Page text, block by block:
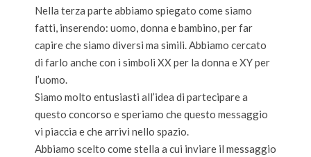
Nella terza parte abbiamo spiegato come siamo
fatti, inserendo: uomo, donna e bambino, per far
capire che siamo diversi ma simili. Abbiamo cercato
di farlo anche con i simboli XX per la donna e XY per
l’uomo.
Siamo molto entusiasti all’idea di partecipare a
questo concorso e speriamo che questo messaggio
vi piaccia e che arrivi nello spazio.
Abbiamo scelto come stella a cui inviare il messaggio